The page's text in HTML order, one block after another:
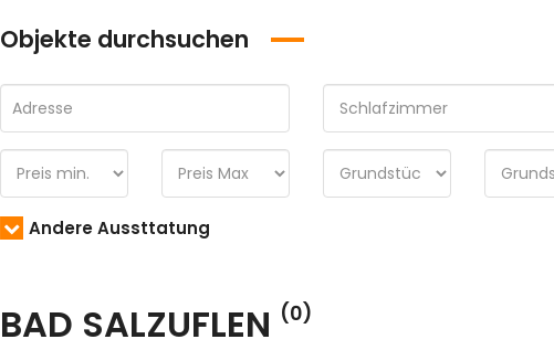
Objekte durchsuchen
Andere Aussttatung
BAD SALZUFLEN (0)